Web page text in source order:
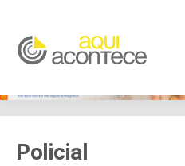
Policial